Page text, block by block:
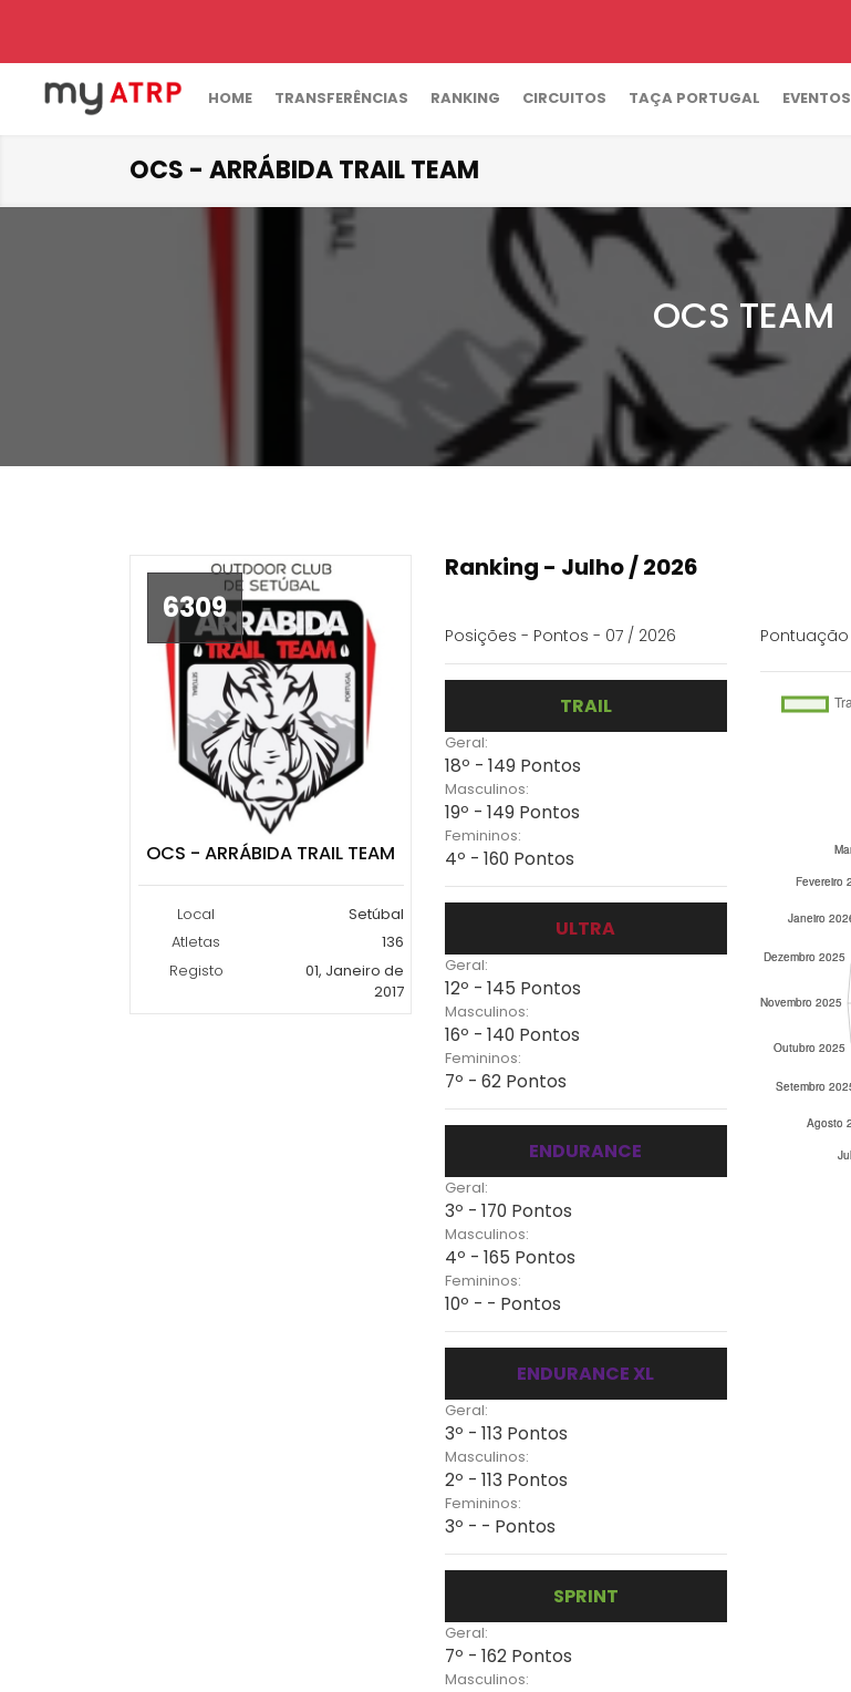
HOME TRANSFERÊNCIAS RANKING CIRCUITOS TAÇA PORTUGAL EVENTOS
OCS - ARRÁBIDA TRAIL TEAM
OCS TEAM
6309
OCS - ARRÁBIDA TRAIL TEAM
Local
Setúbal
Atletas
136
Registo
01, Janeiro de
2017
Ranking - Julho / 2026
Posições - Pontos - 07 / 2026
TRAIL
Geral:
18º - 149 Pontos
Masculinos:
19º - 149 Pontos
Femininos:
4º - 160 Pontos
ULTRA
Geral:
12º - 145 Pontos
Masculinos:
16º - 140 Pontos
Femininos:
7º - 62 Pontos
ENDURANCE
Geral:
3º - 170 Pontos
Masculinos:
4º - 165 Pontos
Femininos:
10º - - Pontos
ENDURANCE XL
Geral:
3º - 113 Pontos
Masculinos:
2º - 113 Pontos
Femininos:
3º - - Pontos
SPRINT
Geral:
7º - 162 Pontos
Masculinos:
Pontuação